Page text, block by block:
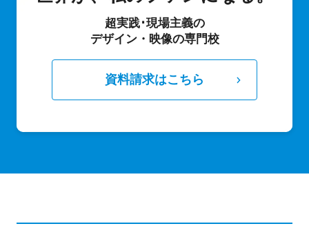
超実践･現場主義の
デザイン・映像の専門校
資料請求はこちら